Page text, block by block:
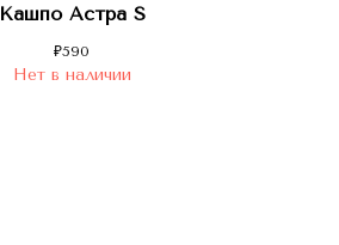
Кашпо Астра S
₽590
Нет в наличии